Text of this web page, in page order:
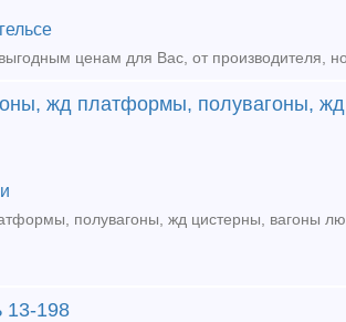
жд платформы, полувагоны, жд
13-198